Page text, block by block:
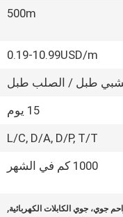
500m
0.19-10.99USD/m
طبل / الصلب طبل
15 يوم
L/C, D/A, D/P, T/T
1000 كم في الشهر
جوي، جوي الكابلات الكهربائية,